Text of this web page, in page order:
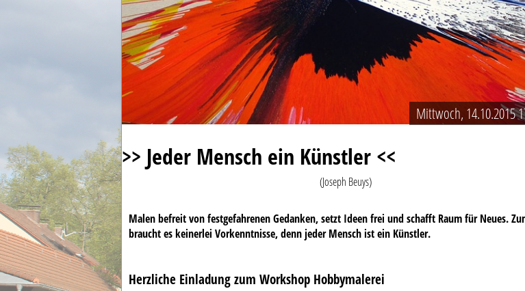
Mittwoch, 14.10.2015
>> Jeder Mensch ein Künstler <<
(Joseph Beuys)
Malen befreit von festgefahrenen Gedanken, setzt Ideen frei und schafft Raum für Neues.
braucht es keinerlei Vorkenntnisse, denn jeder Mensch ist ein Künstler.
Herzliche Einladung zum Workshop Hobbymalerei